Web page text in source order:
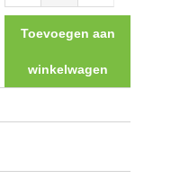
Toevoegen aan
winkelwagen